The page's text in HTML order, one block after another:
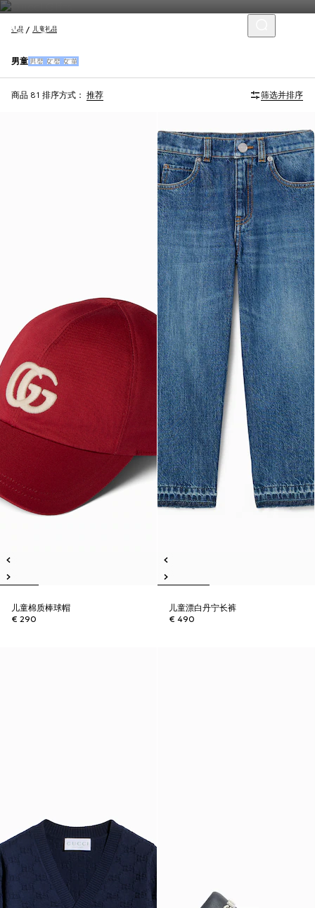
礼品 儿童礼品
男童 男婴 女婴 女童
商品 81 排序方式： 推荐 筛选并排序
儿童棉质棒球帽
€ 290
儿童漂白丹宁长裤
€ 490